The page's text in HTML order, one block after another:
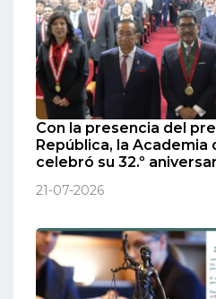
Con la presencia del
República, la Academia
celebró su 32.º
21-07-2026